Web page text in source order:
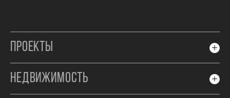
ПРОЕКТЫ
НЕДВИЖИМОСТЬ